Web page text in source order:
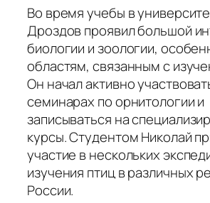
Во время учебы в
Дроздов проявил большой
биологии и зоологии,
областям, связанным с
Он начал активно
семинарах по орнитологии и
записываться на
курсы. Студентом Николай
участие в нескольких
изучения птиц в различных
России.